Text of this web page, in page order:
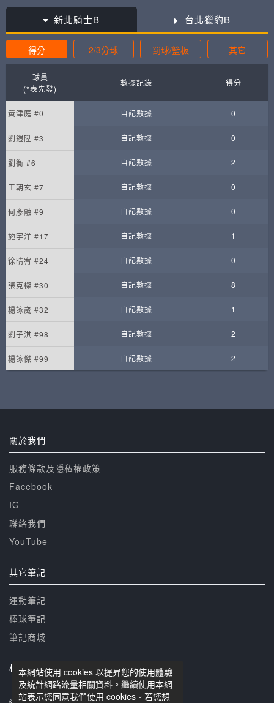
新北騎士B 台北獵豹B
得分 2/3分球 罰球/籃板 其它
球員
(*表先發)
數據記錄 得分
黃津庭 #0 自記數據 0
劉鎧陞 #3 自記數據 0
劉衡 #6 自記數據 2
王朝玄 #7 自記數據 0
何彥融 #9 自記數據 0
施宇洋 #17 自記數據 1
徐晴宥 #24 自記數據 0
張克榤 #30 自記數據 8
楊詠崴 #32 自記數據 1
劉子淇 #98 自記數據 2
楊詠傑 #99 自記數據 2
本網站使用 cookies 以提昇您的使用體驗
及統計網路流量相關資料。繼續使用本網
站表示您同意我們使用 cookies。若您想
關於我們
服務條款及隱私權政策
Facebook
IG
聯絡我們
YouTube
其它筆記
運動筆記
棒球筆記
筆記商城
相關網站
© 籃球筆記 版權所有